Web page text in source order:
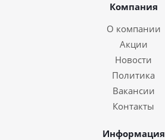
Компания
О компании
Акции
Новости
Политика
Вакансии
Контакты
Информация